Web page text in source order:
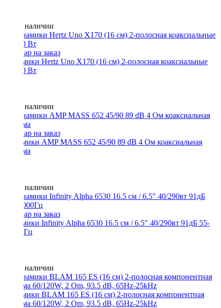
Нет в наличии
Динамики Hertz Uno X170 (16 см) 2-полосная коаксиальные
50/200 Вт
Нет в наличии
Динамики AMP MASS 652 45/90 89 dB 4 Ом коаксиальная
система
Нет в наличии
Динамики Infinity Alpha 6530 16.5 см / 6.5" 40/290вт 91дБ 55-
20000Гц
Нет в наличии
Динамики BLAM 165 ES (16 см) 2-полосная компонентная
система 60/120W, 2 Om, 93.5 dB, 65Hz-25kHz